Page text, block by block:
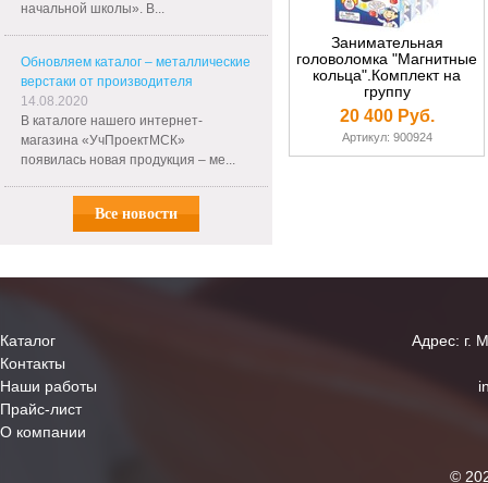
начальной школы». В...
Обновляем каталог – металлические
верстаки от производителя
14.08.2020
В каталоге нашего интернет-
магазина «УчПроектМСК»
появилась новая продукция – ме...
Все новости
Занимательная
головоломка "Магнитные
кольца".Комплект на
группу
20 400 Руб.
Артикул: 900924
Каталог
Контакты
Наши работы
Прайс-лист
О компании
Адрес: г.
©